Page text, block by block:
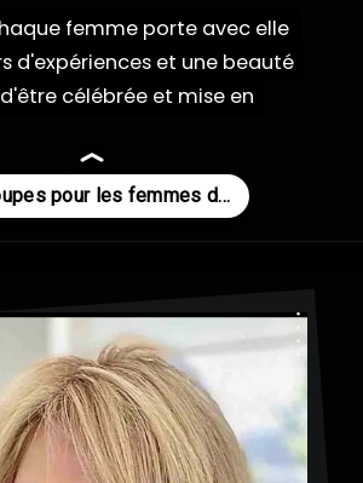
femme porte avec elle
d'expériences et une beauté
célébrée et mise en
femme porte avec elle
d'expériences et une beauté
célébrée et mise en